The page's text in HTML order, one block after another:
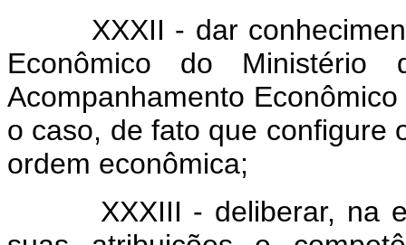
XXXII - dar
Econômico do
Acompanhamento
o caso, de fato que configure
ordem econômica;
XXXIII - deliberar, na